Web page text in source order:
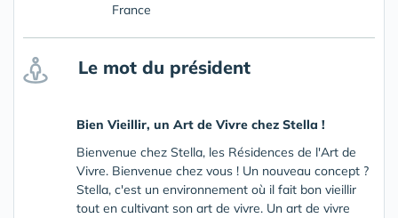
France
Le mot du président
Bien Vieillir, un Art de Vivre chez Stella !
Bienvenue chez Stella, les Résidences de l'Art de
Vivre. Bienvenue chez vous ! Un nouveau concept ?
Stella, c'est un environnement où il fait bon vieillir
tout en cultivant son art de vivre. Un art de vivre